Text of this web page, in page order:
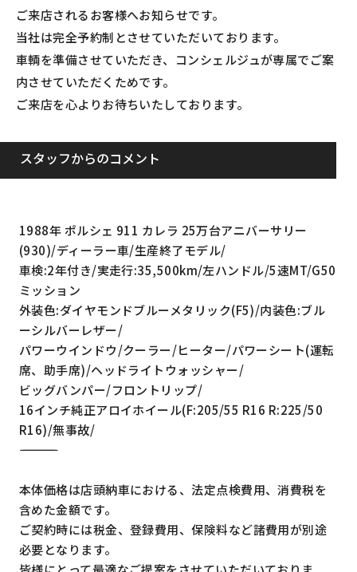
ご来店されるお客様へお知らせです。
当社は完全予約制とさせていただいております。
車輌を準備させていただき、コンシェルジュが専属でご案
内させていただくためです。
ご来店を心よりお待ちいたしております。
スタッフからのコメント
1988年 ポルシェ 911 カレラ 25万台アニバーサリー
(930)/ディーラー車/生産終了モデル/
車検:2年付き/実走行:35,500km/左ハンドル/5速MT/G50
ミッション
外装色:ダイヤモンドブルーメタリック(F5)/内装色:ブル
ーシルバーレザー/
パワーウインドウ/クーラー/ヒーター/パワーシート(運転
席、助手席)/ヘッドライトウォッシャー/
ビッグバンパー/フロントリップ/
16インチ純正アロイホイール(F:205/55 R16 R:225/50
R16)/無事故/
―――――――――――――――――――――――――――――――――
本体価格は店頭納車における、法定点検費用、消費税を
含めた金額です。
ご契約時には税金、登録費用、保険料など諸費用が別途
必要となります。